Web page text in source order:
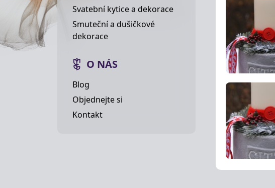
Svatební kytice a dekorace
Smuteční a dušičkové
dekorace
O NÁS
Blog
Objednejte si
Kontakt